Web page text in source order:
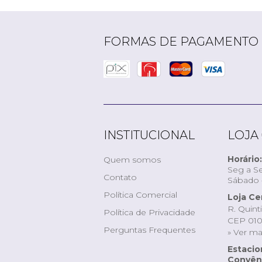
FORMAS DE PAGAMENTO
INSTITUCIONAL
Quem somos
Contato
Política Comercial
Política de Privacidade
Perguntas Frequentes
LOJA
Horário:
Seg a
Sábado
Loja
R.
CEP
» Ver